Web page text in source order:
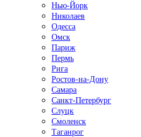
Нью-Йорк
Николаев
Одесса
Омск
Париж
Пермь
Рига
Ростов-на-Дону
Самара
Санкт-Петербург
Слуцк
Смоленск
Таганрог